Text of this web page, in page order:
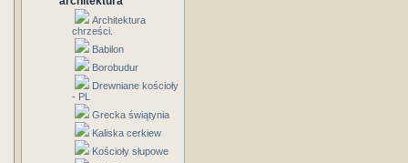
Architektura
chrześci.
Babilon
Borobudur
Drewniane kościoły
- PL
Grecka świątynia
Kaliska cerkiew
Kościoły słupowe